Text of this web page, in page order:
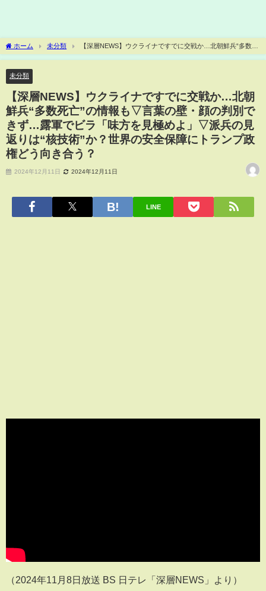
ホーム 未分類
【深層NEWS】ウクライナですでに交戦か…北朝鮮兵“多数死
亡”の情報も▽言葉の壁・顔の判別できず…露軍でビラ「味方を見極めよ」▽派兵の見
未分類
【深層NEWS】ウクライナですでに交戦か…北朝
鮮兵“多数死亡”の情報も▽言葉の壁・顔の判別で
きず…露軍でビラ「味方を見極めよ」▽派兵の見
返りは“核技術”か？世界の安全保障にトランプ政
権どう向き合う？
2024年12月11日 2024年12月11日
LINE
（2024年11月8日放送 BS 日テレ「深層NEWS」より）